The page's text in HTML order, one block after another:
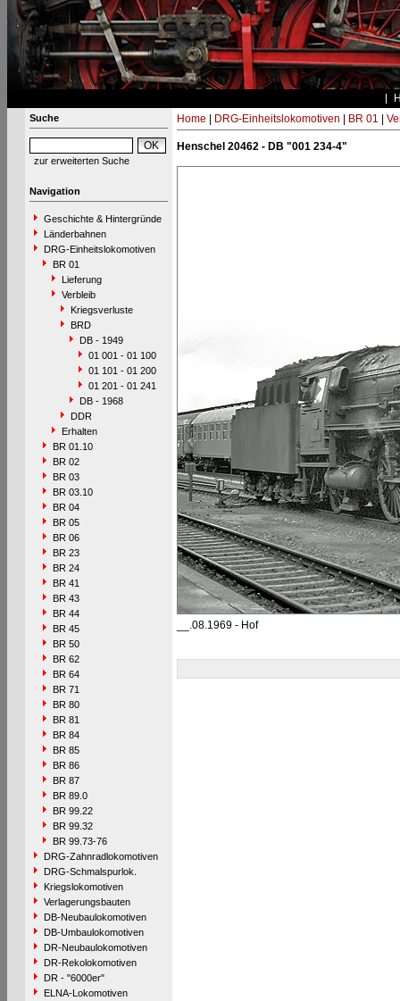
Suche
zur erweiterten Suche
Navigation
Geschichte & Hintergründe
Länderbahnen
DRG-Einheitslokomotiven
BR 01
Lieferung
Verbleib
Kriegsverluste
BRD
DB - 1949
01 001 - 01 100
01 101 - 01 200
01 201 - 01 241
DB - 1968
DDR
Erhalten
BR 01.10
BR 02
BR 03
BR 03.10
BR 04
BR 05
BR 06
BR 23
BR 24
BR 41
BR 43
BR 44
BR 45
BR 50
BR 62
BR 64
BR 71
BR 80
BR 81
BR 84
BR 85
BR 86
BR 87
BR 89.0
BR 99.22
BR 99.32
BR 99.73-76
DRG-Zahnradlokomotiven
DRG-Schmalspurlok.
Kriegslokomotiven
Verlagerungsbauten
DB-Neubaulokomotiven
DB-Umbaulokomotiven
DR-Neubaulokomotiven
DR-Rekolokomotiven
DR - "6000er"
ELNA-Lokomotiven
Home DRG-Einheitslokomotiven BR 01
Henschel 20462 - DB "001 234-4"
__.08.1969 - Hof